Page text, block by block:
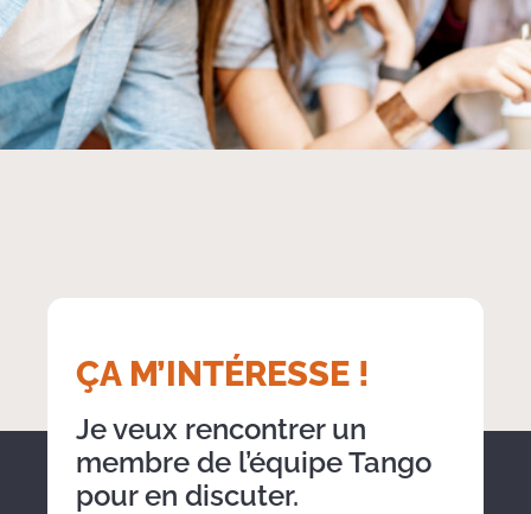
ÇA M’INTÉRESSE !
Je veux rencontrer un
membre de l’équipe Tango
pour en discuter.